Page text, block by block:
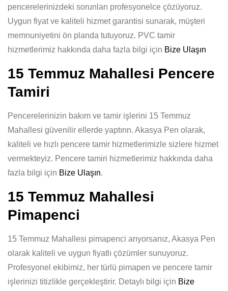
pencerelerinizdeki sorunları profesyonelce çözüyoruz.
Uygun fiyat ve kaliteli hizmet garantisi sunarak, müşteri
memnuniyetini ön planda tutuyoruz. PVC tamir
hizmetlerimiz hakkında daha fazla bilgi için Bize Ulaşın
15 Temmuz Mahallesi Pencere
Tamiri
Pencerelerinizin bakım ve tamir işlerini 15 Temmuz
Mahallesi güvenilir ellerde yaptırın. Akasya Pen olarak,
kaliteli ve hızlı pencere tamir hizmetlerimizle sizlere hizmet
vermekteyiz. Pencere tamiri hizmetlerimiz hakkında daha
fazla bilgi için Bize Ulaşın.
15 Temmuz Mahallesi
Pimapenci
15 Temmuz Mahallesi pimapenci arıyorsanız, Akasya Pen
olarak kaliteli ve uygun fiyatlı çözümler sunuyoruz.
Profesyonel ekibimiz, her türlü pimapen ve pencere tamir
işlerinizi titizlikle gerçekleştirir. Detaylı bilgi için Bize